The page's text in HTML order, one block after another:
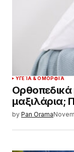
ΥΓΕΊΑ & ΟΜΟΡΦΙΆ
Ορθοπεδικά
μαξιλάρια;
by Pan Orama